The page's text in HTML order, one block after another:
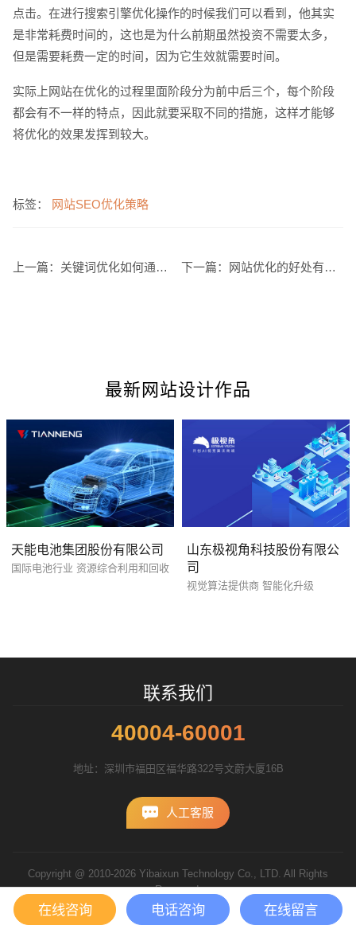
点击。在进行搜索引擎优化操作的时候我们可以看到，他其实
是非常耗费时间的，这也是为什么前期虽然投资不需要太多，
但是需要耗费一定的时间，因为它生效就需要时间。
实际上网站在优化的过程里面阶段分为前中后三个，每个阶段
都会有不一样的特点，因此就要采取不同的措施，这样才能够
将优化的效果发挥到较大。
标签： 网站SEO优化策略
上一篇： 关键词优化如何通过搜索引擎来观察 下一篇： 网站优化的好处有哪些 为何受认可
最新网站设计作品
天能电池集团股份有限公司
国际电池行业 资源综合利用和回收
山东极视角科技股份有限公
司
视觉算法提供商 智能化升级
联系我们
40004-60001
地址：深圳市福田区福华路322号文蔚大厦16B
人工客服
Copyright @ 2010-2026 Yibaixun Technology Co., LTD. All Rights
Reserved.
粤ICP备10056793号
创意品牌型网站 · 标准企业官网建设 外贸网
电商及系统平台开发
您的预算 3万-5万 5万-8万
在线咨询 电话咨询 在线留言